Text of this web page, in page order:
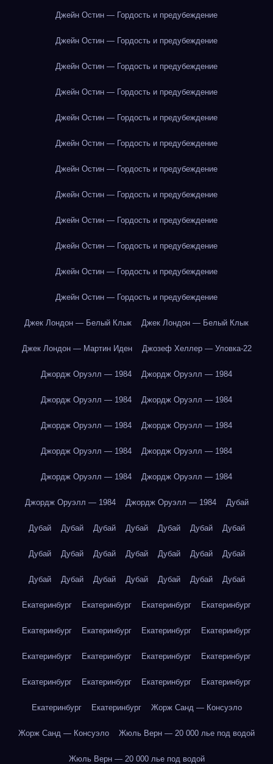
Джейн Остин — Гордость и предубеждение
Джейн Остин — Гордость и предубеждение
Джейн Остин — Гордость и предубеждение
Джейн Остин — Гордость и предубеждение
Джейн Остин — Гордость и предубеждение
Джейн Остин — Гордость и предубеждение
Джейн Остин — Гордость и предубеждение
Джейн Остин — Гордость и предубеждение
Джейн Остин — Гордость и предубеждение
Джейн Остин — Гордость и предубеждение
Джейн Остин — Гордость и предубеждение
Джейн Остин — Гордость и предубеждение
Джек Лондон — Белый Клык Джек Лондон — Белый Клык
Джек Лондон — Мартин Иден Джозеф Хеллер — Уловка-22
Джордж Оруэлл — 1984 Джордж Оруэлл — 1984
Джордж Оруэлл — 1984 Джордж Оруэлл — 1984
Джордж Оруэлл — 1984 Джордж Оруэлл — 1984
Джордж Оруэлл — 1984 Джордж Оруэлл — 1984
Джордж Оруэлл — 1984 Джордж Оруэлл — 1984
Джордж Оруэлл — 1984 Джордж Оруэлл — 1984 Дубай
Дубай Дубай Дубай Дубай Дубай Дубай Дубай
Дубай Дубай Дубай Дубай Дубай Дубай Дубай
Дубай Дубай Дубай Дубай Дубай Дубай Дубай
Екатеринбург Екатеринбург Екатеринбург Екатеринбург
Екатеринбург Екатеринбург Екатеринбург Екатеринбург
Екатеринбург Екатеринбург Екатеринбург Екатеринбург
Екатеринбург Екатеринбург Екатеринбург Екатеринбург
Екатеринбург Екатеринбург Жорж Санд — Консуэло
Жорж Санд — Консуэло Жюль Верн — 20 000 лье под водой
Жюль Верн — 20 000 лье под водой